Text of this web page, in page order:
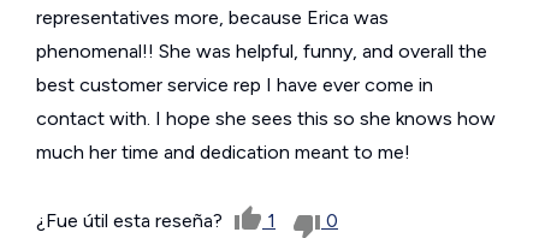
representatives more, because Erica was
phenomenal!! She was helpful, funny, and overall the
best customer service rep I have ever come in
contact with. I hope she sees this so she knows how
much her time and dedication meant to me!
¿Fue útil esta reseña? 1 0